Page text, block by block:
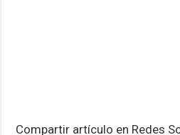
Compartir artículo en Redes